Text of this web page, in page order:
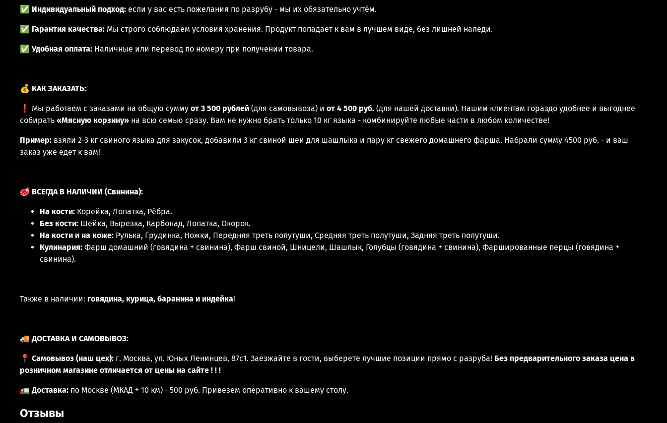
✅ Индивидуальный подход: если у вас есть пожелания по разрубу - мы их обязательно учтём.
✅ Гарантия качества: Мы строго соблюдаем условия хранения. Продукт попадает к вам в лучшем виде, без лишней наледи.
✅ Удобная оплата: Наличные или перевод по номеру при получении товара.
💰 КАК ЗАКАЗАТЬ:
❗ Мы работаем с заказами на общую сумму от 3 500 рублей (для самовывоза) и от 4 500 руб. (для нашей доставки). Нашим клиентам гораздо удобнее и выгоднее
собирать «Мясную корзину» на всю семью сразу. Вам не нужно брать только 10 кг языка - комбинируйте любые части в любом количестве!
Пример: взяли 2-3 кг свиного языка для закусок, добавили 3 кг свиной шеи для шашлыка и пару кг свежего домашнего фарша. Набрали сумму 4500 руб. - и ваш
заказ уже едет к вам!
🥩 ВСЕГДА В НАЛИЧИИ (Свинина):
На кости: Корейка, Лопатка, Рёбра.
Без кости: Шейка, Вырезка, Карбонад, Лопатка, Окорок.
На кости и на коже: Рулька, Грудинка, Ножки, Передняя треть полутуши, Средняя треть полутуши, Задняя треть полутуши.
Кулинария: Фарш домашний (говядина + свинина), Фарш свиной, Шницели, Шашлык, Голубцы (говядина + свинина), Фаршированные перцы (говядина +
свинина).
Также в наличии: говядина, курица, баранина и индейка!
🚚 ДОСТАВКА И САМОВЫВОЗ:
📍 Самовывоз (наш цех): г. Москва, ул. Юных Ленинцев, 87с1. Заезжайте в гости, выберете лучшие позиции прямо с разруба! Без предварительного заказа цена в
розничном магазине отличается от цены на сайте ! ! !
🚛 Доставка: по Москве (МКАД + 10 км) - 500 руб. Привезем оперативно к вашему столу.
Отзывы